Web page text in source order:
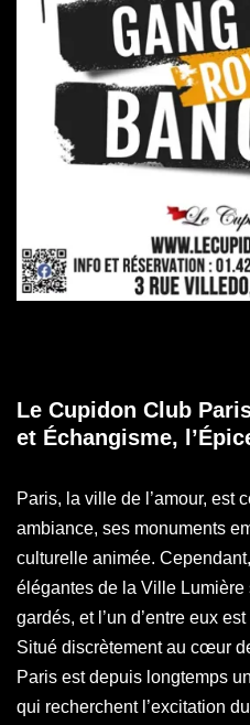
Le Cupidon Club
et Échangisme,
Paris, la ville de l’amour, est
ambiance, ses monuments
culturelle animée.
élégantes de la Ville
gardés, et l’un d’entre eux
Situé discrètement au cœur
Paris est depuis longtemps
qui recherchent l’excitation